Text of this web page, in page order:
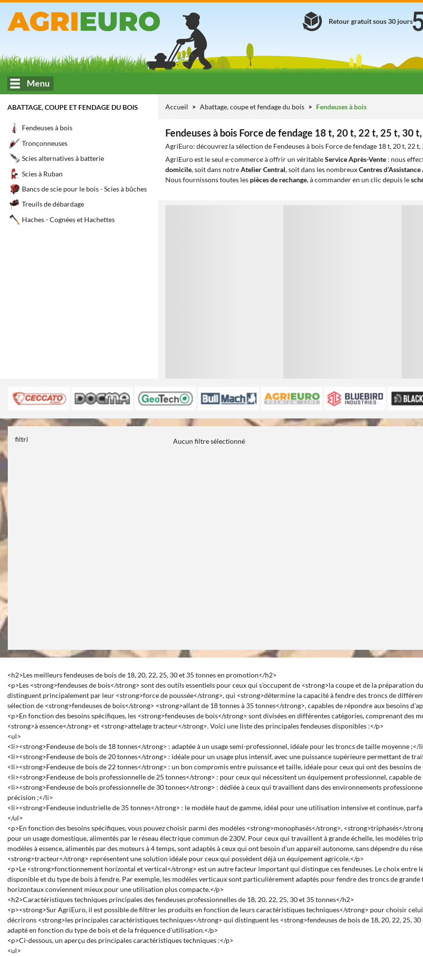
Retour gratuit sous 30 jours
Menu
ABATTAGE, COUPE ET FENDAGE DU BOIS
Fendeuses à bois
Tronçonneuses
Scies alternatives à batterie
Scies à Ruban
Bancs de scie pour le bois - Scies à bûches
Treuils de débardage
Haches - Cognées et Hachettes
Accueil Abattage, coupe et fendage du bois Fendeuses à bois
Fendeuses à bois Force de fendage 18 t, 20 t, 22 t, 25 t, 30
AgriEuro: découvrez la sélection de Fendeuses à bois Force de fendage 18 t, 20 t, 22
AgriEuro est le seul e-commerce à offrir un véritableService Après-Vente : nous
domicile, soit dans notreAtelier Central, soit dans les nombreuxCentres
Nous fournissons toutes les pièces de rechange, à commander en un clic depuis le
filtri Aucun filtre sélectionné
<h2>Les meilleurs fendeuses de bois de 18, 20, 22, 25, 30 et 35 tonnes en promotion</h2>
<p>Les <strong>fendeuses de bois</strong> sont des outils essentiels pour ceux qui s'occupent de <strong>la coupe et de la préparation
distinguent principalement par leur <strong>force de poussée</strong>, qui <strong>détermine la capacité à fendre des troncs de
sélection de <strong>fendeuses de bois</strong> <strong>allant de 18 tonnes à 35 tonnes</strong>, capables de répondre aux besoins
<p>En fonction des besoins spécifiques, les <strong>fendeuses de bois</strong> sont divisées en différentes catégories, comprenant des
<strong>à essence</strong> et <strong>attelage tracteur</strong>. Voici une liste des principales fendeuses disponibles :</p>
<ul>
<li><strong>Fendeuse de bois de 18 tonnes</strong> : adaptée à un usage semi-professionnel, idéale pour les troncs de taille moyenne ;</
<li><strong>Fendeuse de bois de 20 tonnes</strong> : idéale pour un usage plus intensif, avec une puissance supérieure permettant de
<li><strong>Fendeuse de bois de 22 tonnes</strong> : un bon compromis entre puissance et taille, idéale pour ceux qui ont des besoins
<li><strong>Fendeuse de bois professionnelle de 25 tonnes</strong> : pour ceux qui nécessitent un équipement professionnel, capable
<li><strong>Fendeuse de bois professionnelle de 30 tonnes</strong> : dédiée à ceux qui travaillent dans des environnements
précision ;</li>
<li><strong>Fendeuse industrielle de 35 tonnes</strong> : le modèle haut de gamme, idéal pour une utilisation intensive et continue,
</ul>
<p>En fonction des besoins spécifiques, vous pouvez choisir parmi des modèles <strong>monophasés</strong>, <strong>triphasés</
pour un usage domestique, alimentés par le réseau électrique commun de 230V. Pour ceux qui travaillent à grande échelle, les modèles
modèles à essence, alimentés par des moteurs à 4 temps, sont adaptés à ceux qui ont besoin d'un appareil autonome, sans dépendre du
<strong>tracteur</strong> représentent une solution idéale pour ceux qui possèdent déjà un équipement agricole.</p>
<p>Le <strong>fonctionnement horizontal et vertical</strong> est un autre facteur important qui distingue ces fendeuses. Le choix entre
disponible et du type de bois à fendre. Par exemple, les modèles verticaux sont particulièrement adaptés pour fendre des troncs de
horizontaux conviennent mieux pour une utilisation plus compacte.</p>
<h2>Caractéristiques techniques principales des fendeuses professionnelles de 18, 20, 22, 25, 30 et 35 tonnes</h2>
<p><strong>Sur AgriEuro, il est possible de filtrer les produits en fonction de leurs caractéristiques techniques</strong> pour choisir
décrirons <strong>les principales caractéristiques techniques</strong> qui distinguent les <strong>fendeuses de bois de 18, 20, 22, 25,
adapté en fonction du type de bois et de la fréquence d'utilisation.</p>
<p>Ci-dessous, un aperçu des principales caractéristiques techniques :</p>
<ul>